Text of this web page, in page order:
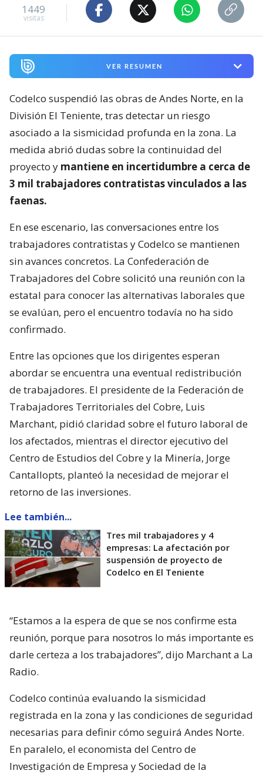
1449
visitas
VER RESUMEN
Codelco suspendió las obras de Andes Norte, en la
División El Teniente, tras detectar un riesgo
asociado a la sismicidad profunda en la zona. La
medida abrió dudas sobre la continuidad del
proyecto y mantiene en incertidumbre a cerca de
3 mil trabajadores contratistas vinculados a las
faenas.
En ese escenario, las conversaciones entre los
trabajadores contratistas y Codelco se mantienen
sin avances concretos. La Confederación de
Trabajadores del Cobre solicitó una reunión con la
estatal para conocer las alternativas laborales que
se evalúan, pero el encuentro todavía no ha sido
confirmado.
Entre las opciones que los dirigentes esperan
abordar se encuentra una eventual redistribución
de trabajadores. El presidente de la Federación de
Trabajadores Territoriales del Cobre, Luis
Marchant, pidió claridad sobre el futuro laboral de
los afectados, mientras el director ejecutivo del
Centro de Estudios del Cobre y la Minería, Jorge
Cantallopts, planteó la necesidad de mejorar el
retorno de las inversiones.
Lee también...
Tres mil trabajadores y 4
empresas: La afectación por
suspensión de proyecto de
Codelco en El Teniente
“Estamos a la espera de que se nos confirme esta
reunión, porque para nosotros lo más importante es
darle certeza a los trabajadores”, dijo Marchant a La
Radio.
Codelco continúa evaluando la sismicidad
registrada en la zona y las condiciones de seguridad
necesarias para definir cómo seguirá Andes Norte.
En paralelo, el economista del Centro de
Investigación de Empresa y Sociedad de la